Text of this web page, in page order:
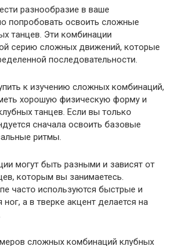
разнообразие в ваше
попробовать освоить сложные
танцев. Эти комбинации
серию сложных движений, которые
последовательности.
к изучению сложных комбинаций,
хорошую физическую форму и
танцев. Если вы только
сначала освоить базовые
ритмы.
могут быть разными и зависят от
которым вы занимаетесь.
часто используются быстрые и
а в тверке акцент делается на
сложных комбинаций клубных